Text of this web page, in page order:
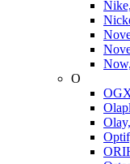
O